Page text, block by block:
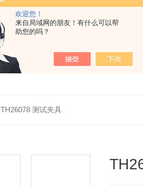
欢迎您！
来自局域网的朋友！有什么可以帮
助您的吗？
TH26078 测试夹具